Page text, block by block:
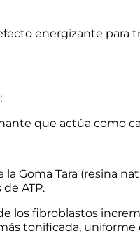
energizante para
que actúa como
Goma Tara (resina
ATP.
los fibroblastos
tonificada,